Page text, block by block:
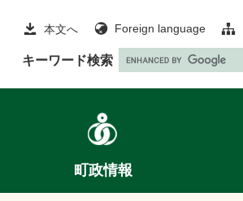
本文へ Foreign language
キーワード検索
o
l
カ
ス
町政情報